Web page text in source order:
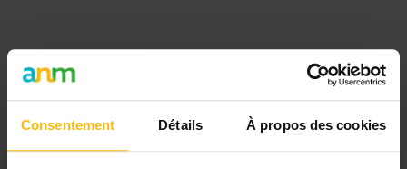
Consentement Détails À propos des cookies
Paul GOUGNARD
0475/47.63.04